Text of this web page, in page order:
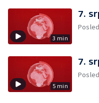
3 min
7.
5 min
7.